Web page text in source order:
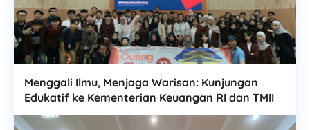
Menggali Ilmu, Menjaga Warisan: Kunjungan
Edukatif ke Kementerian Keuangan RI dan TMII